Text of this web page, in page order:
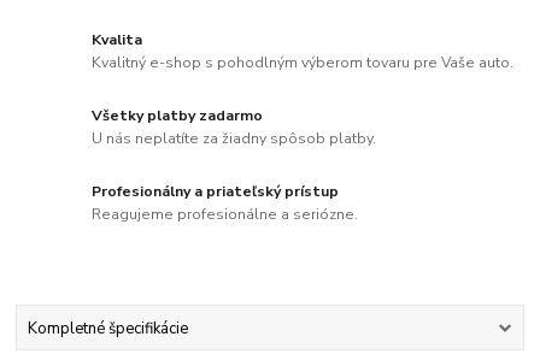
Kvalita
Kvalitný e-shop s pohodlným výberom tovaru pre Vaše auto.
Všetky platby zadarmo
U nás neplatíte za žiadny spôsob platby.
Profesionálny a priateľský prístup
Reagujeme profesionálne a seriózne.
Kompletné špecifikácie